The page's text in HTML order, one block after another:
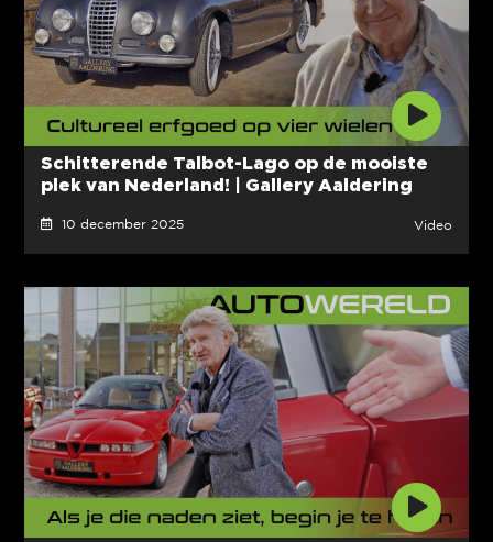
Schitterende Talbot-Lago op de mooiste
plek van Nederland! | Gallery Aaldering
10 december 2025 Video